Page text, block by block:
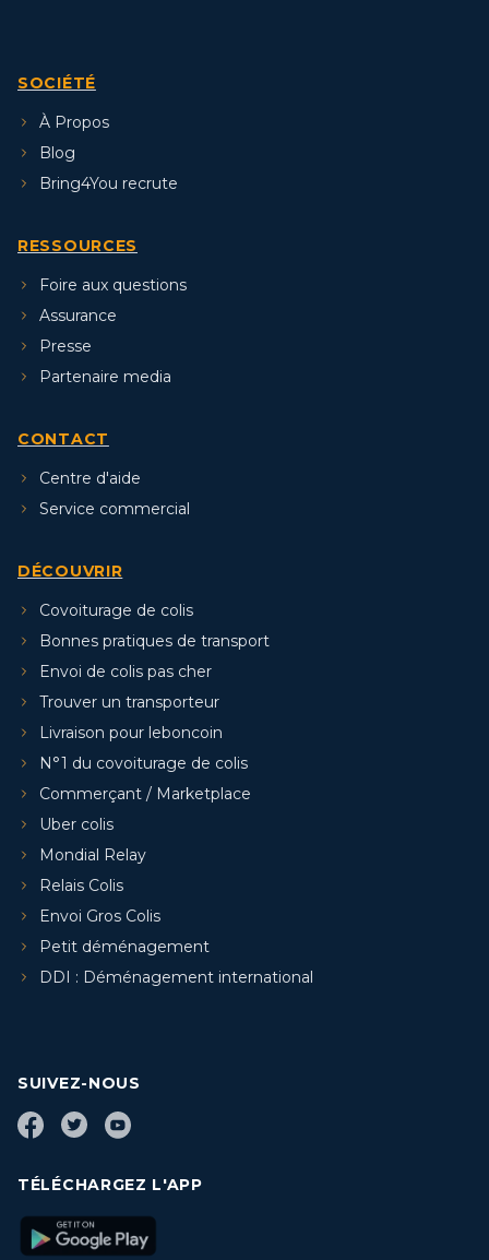
SOCIÉTÉ
À Propos
Blog
Bring4You recrute
RESSOURCES
Foire aux questions
Assurance
Presse
Partenaire media
CONTACT
Centre d'aide
Service commercial
DÉCOUVRIR
Covoiturage de colis
Bonnes pratiques de transport
Envoi de colis pas cher
Trouver un transporteur
Livraison pour leboncoin
N°1 du covoiturage de colis
Commerçant / Marketplace
Uber colis
Mondial Relay
Relais Colis
Envoi Gros Colis
Petit déménagement
DDI : Déménagement international
SUIVEZ-NOUS
TÉLÉCHARGEZ L'APP